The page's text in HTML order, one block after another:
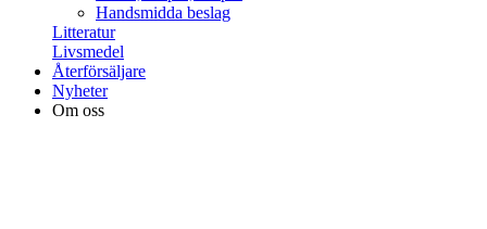
Handsmidda beslag
Litteratur
Livsmedel
Återförsäljare
Nyheter
Om oss